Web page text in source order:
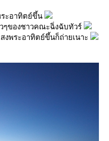
ระอาทิตย์ขึ้น
ๆของชาวคณะฉิ่งฉับทัวร์
พระอาทิตย์ขึ้นก็ถ่ายเนาะ